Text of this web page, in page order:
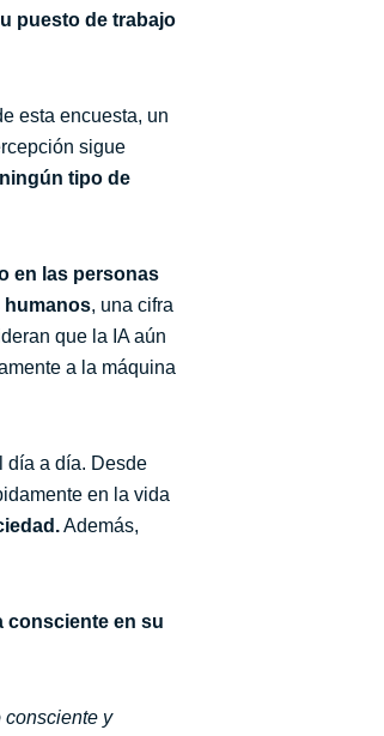
puesto de trabajo
esta encuesta, un
sigue
tipo de
en las personas
humanos, una cifra
que la IA aún
a la máquina
día a día. Desde
en la vida
Además,
consciente en su
consciente y